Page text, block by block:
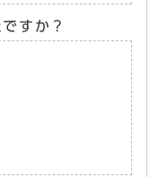
すか？